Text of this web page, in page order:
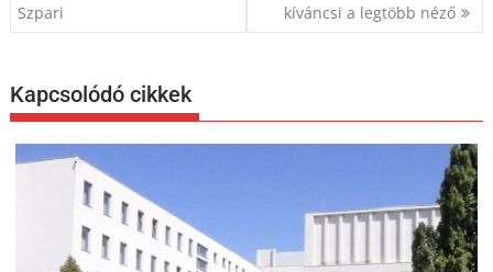
Szpari
kíváncsi a legtöbb néző
Kapcsolódó cikkek